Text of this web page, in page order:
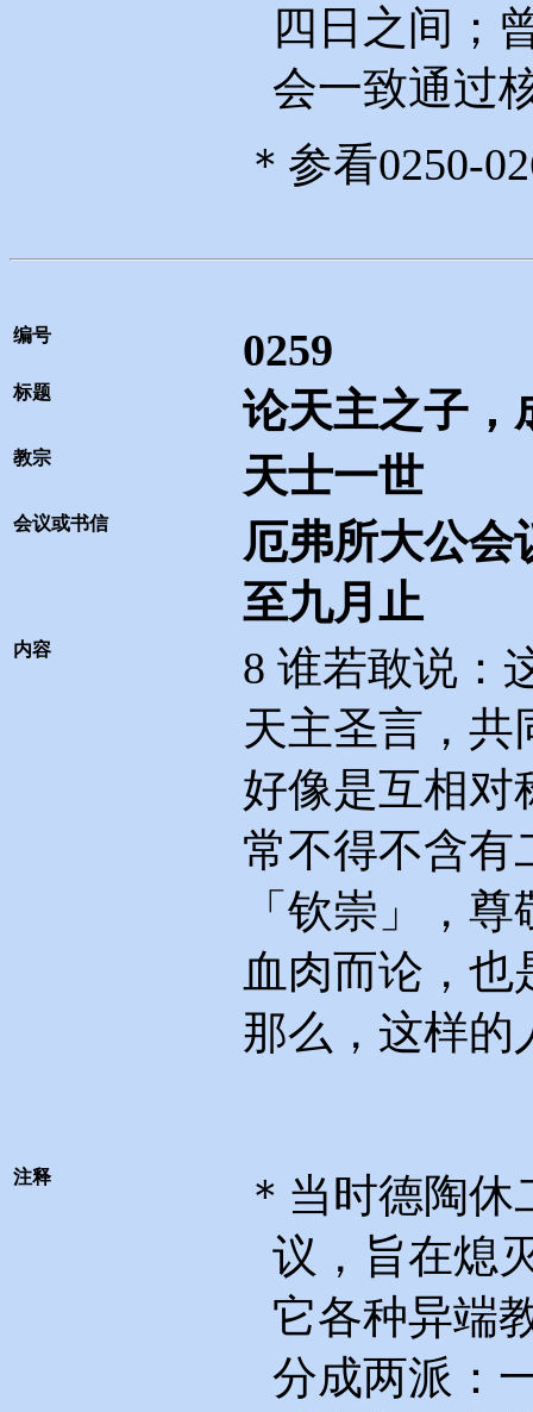
四日之间；
会一致通过
＊参看0250-
编号 0259
标题 论天主之子，
教宗 天士一世
会议或书信
厄弗所大公会
至九月止
内容 8 谁若敢说：
天主圣言，共
好像是互相对
常不得不含有
「钦崇」，
血肉而论，
那么，这样的
注释
＊当时德陶
议，旨在熄
它各种异端
分成两派：